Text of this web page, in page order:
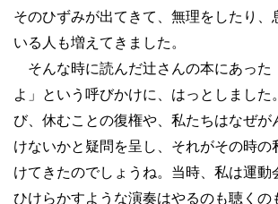
そのひずみが出てきて、無理をしたり、
いる人も増えてきました。
そんな時に読んだ辻さんの本にあった
よ」という呼びかけに、はっとしました
び、休むことの復権や、私たちはなぜが
けないかと疑問を呈し、それがその時の
けてきたのでしょうね。当時、私は運動
ひけらかすような演奏はやるのも聴くの